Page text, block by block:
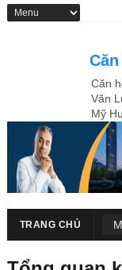
Căn
Văn
Mỹ
TRANG CHỦ